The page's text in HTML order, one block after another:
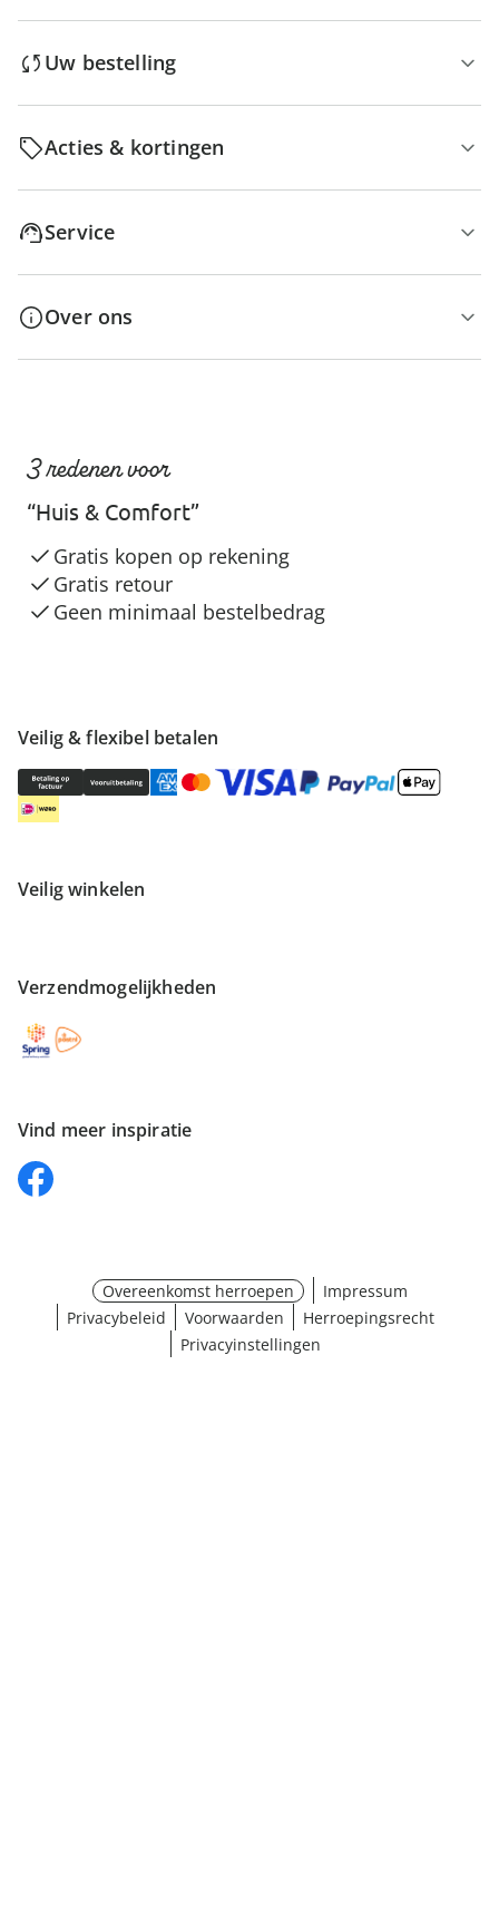
Uw bestelling
Acties & kortingen
Service
Over ons
Veilig & flexibel betalen
Veilig winkelen
Verzendmogelijkheden
Vind meer inspiratie
3 redenen voor
“Huis & Comfort”
Gratis kopen op rekening
Gratis retour
Geen minimaal bestelbedrag
Overeenkomst herroepen
Impressum
Privacybeleid
Voorwaarden
Herroepingsrecht
Privacyinstellingen